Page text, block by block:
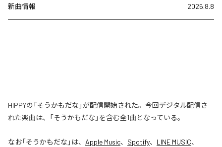
新曲情報 2026.8.8
HIPPYの「そうかもだな」が配信開始された。今回デジタル配信さ
れた楽曲は、「そうかもだな」を含む全1曲となっている。
なお「そうかもだな 」は、 Apple Music、 Spotify、 LINE MUSIC、